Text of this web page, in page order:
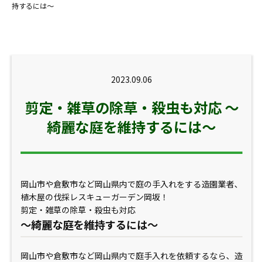
持するには～
2023.09.06
剪定・雑草の除草・殺虫も対応 ～
綺麗な庭を維持するには～
岡山市や倉敷市など岡山県内で庭の手入れをする造園業者、
植木屋の伐採レスキューガーデン岡坂！
剪定・雑草の除草・殺虫も対応
～綺麗な庭を維持するには～
岡山市や倉敷市など岡山県内で庭手入れを依頼するなら、造